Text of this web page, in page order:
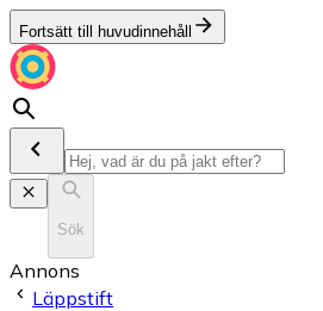
Fortsätt till huvudinnehåll
Sök
Annons
Läppstift